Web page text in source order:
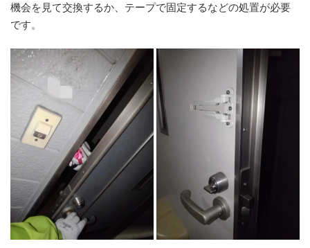
機会を見て交換するか、テープで固定するなどの処置が必要
です。